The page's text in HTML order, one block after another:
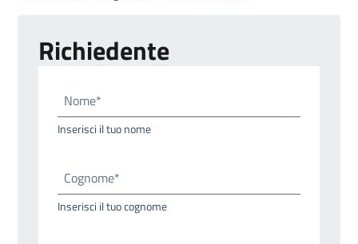
Richiedente
Nome*
Inserisci il tuo nome
Cognome*
Inserisci il tuo cognome